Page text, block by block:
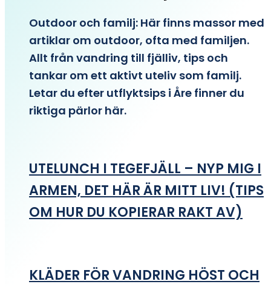
Outdoor och familj: Här finns massor med
artiklar om outdoor, ofta med familjen.
Allt från vandring till fjälliv, tips och
tankar om ett aktivt uteliv som familj.
Letar du efter utflyktsips i Åre finner du
riktiga pärlor här.
UTELUNCH I TEGEFJÄLL – NYP MIG I
ARMEN, DET HÄR ÄR MITT LIV! (TIPS
OM HUR DU KOPIERAR RAKT AV)
KLÄDER FÖR VANDRING HÖST OCH